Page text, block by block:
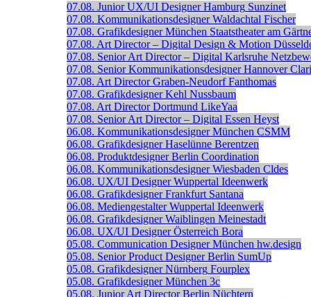
07.08. Junior UX/UI Designer Hamburg Sunzinet
07.08. Kommunikationsdesigner Waldachtal Fischer
07.08. Grafikdesigner München Staatstheater am
07.08. Art Director – Digital Design & Motion
07.08. Senior Art Director – Digital Karlsruhe
07.08. Senior Kommunikationsdesigner Hannover
07.08. Art Director Graben-Neudorf Fanthomas
07.08. Grafikdesigner Kehl Nussbaum
07.08. Art Director Dortmund LikeYaa
07.08. Senior Art Director – Digital Essen Heyst
06.08. Kommunikationsdesigner München CSMM
06.08. Grafikdesigner Haselünne Berentzen
06.08. Produktdesigner Berlin Coordination
06.08. Kommunikationsdesigner Wiesbaden Cldes
06.08. UX/UI Designer Wuppertal Ideenwerk
06.08. Grafikdesigner Frankfurt Santana
06.08. Mediengestalter Wuppertal Ideenwerk
06.08. Grafikdesigner Waiblingen Meinestadt
06.08. UX/UI Designer Österreich Bora
05.08. Communication Designer München hw.design
05.08. Senior Product Designer Berlin SumUp
05.08. Grafikdesigner Nürnberg Fourplex
05.08. Grafikdesigner München 3c
05.08. Junior Art Director Berlin Nüchtern